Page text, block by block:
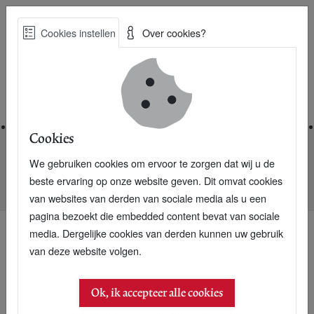
Skip
Best Practices voor een duurzame toekomst
Nieuwsarchief
Cacaoboer moet de chocoladeliefhebber overtuigen
22 november 2013
Cacaoboer moet de
Cookies instellen Over cookies?
Cookies
We gebruiken cookies om ervoor te zorgen dat wij u de
beste ervaring op onze website geven. Dit omvat cookies
van websites van derden van sociale media als u een
pagina bezoekt die embedded content bevat van sociale
media. Dergelijke cookies van derden kunnen uw gebruik
van deze website volgen.
Ok, ik accepteer alle cookies